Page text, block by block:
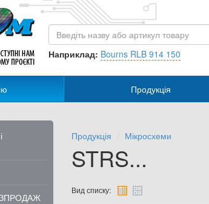
Наприклад: Bourns RLB 914 150
Продукція
Продукція Мікросхеми
STRS...
Вид списку: